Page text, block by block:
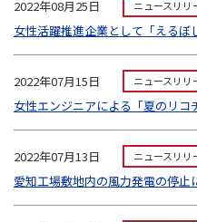
2022年08月25日 ニュースリリ
女性活躍推進企業として「えるぼ
2022年07月15日 ニュースリリ
女性エンジニアによる「夏のリコ
2022年07月13日 ニュースリリ
愛知工場敷地内の風力発電の停止